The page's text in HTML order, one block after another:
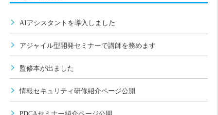
AIアシスタントを導入しました
アジャイル型開発セミナーで講師を務めます
監修本が出ました
情報セキュリティ研修紹介ページ公開